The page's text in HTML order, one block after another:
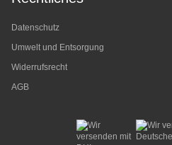
Datenschutz
Umwelt und Entsorgung
Widerrufsrecht
AGB